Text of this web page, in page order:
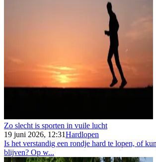
Zo slecht is sporten in vuile lucht
19 juni 2026, 12:31Hardlopen
Is het verstandig een rondje hard te lopen, of
blijven? Op w...